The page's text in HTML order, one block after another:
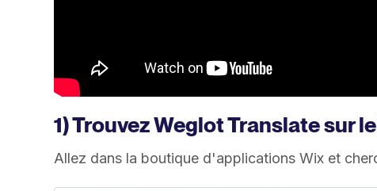
1) Trouvez Weglot Translate sur
Allez dans la boutique d'applications Wix et